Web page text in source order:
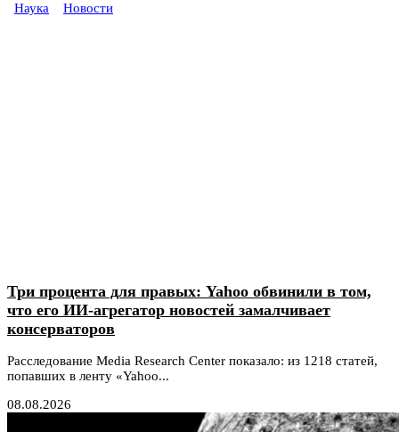
Наука Новости
Три процента для правых: Yahoo обвинили в том,
что его ИИ-агрегатор новостей замалчивает
консерваторов
Расследование Media Research Center показало: из 1218 статей,
попавших в ленту «Yahoo...
08.08.2026